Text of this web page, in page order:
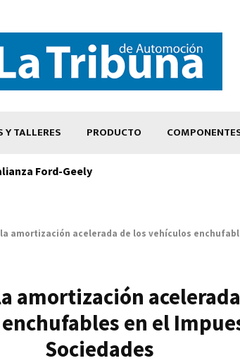
Y TALLERES PRODUCTO
Ford-Geely
amortización acelerada de los vehículos
amortización
en el
Sociedades